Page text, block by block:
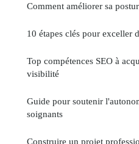
Comment améliorer sa
10 étapes clés pour exceller
Top compétences SEO à
visibilité
Guide pour soutenir
soignants
Construire un projet